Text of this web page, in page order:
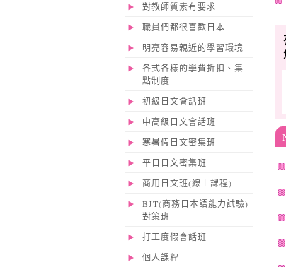
對教師質素有要求
職員們都很喜歡日本
明亮容易親近的學習環境
各式各樣的學費折扣、集
點制度
初級日文會話班
中高級日文會話班
寒暑假日文密集班
平日日文密集班
商用日文班(線上課程)
BJT(商務日本語能力試驗)
對策班
打工度假會話班
個人課程